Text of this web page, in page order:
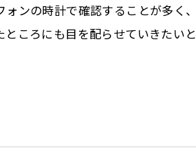
ンの時計で確認することが多く、
ころにも目を配らせていきたいと